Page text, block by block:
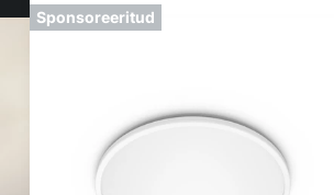
Sponsoreeritud